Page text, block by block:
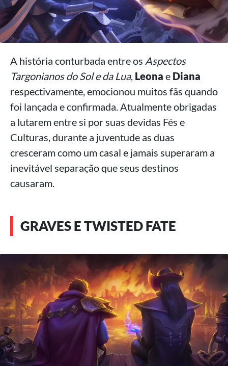
A história conturbada entre os Aspectos
Targonianos do Sol e da Lua, Leona e Diana
respectivamente, emocionou muitos fãs quando
foi lançada e confirmada. Atualmente obrigadas
a lutarem entre si por suas devidas Fés e
Culturas, durante a juventude as duas
cresceram como um casal e jamais superaram a
inevitável separação que seus destinos
causaram.
GRAVES E TWISTED FATE